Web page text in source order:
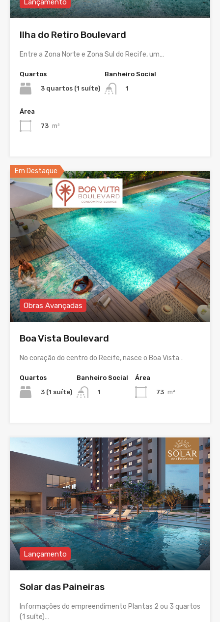
Lançamento
Ilha do Retiro Boulevard
Entre a Zona Norte e Zona Sul do Recife, um…
Quartos
3 quartos (1 suíte)
Banheiro Social
1
Área
73 m²
Em Destaque
Obras Avançadas
Boa Vista Boulevard
No coração do centro do Recife, nasce o Boa Vista…
Quartos
3 (1 suíte)
Banheiro Social
1
Área
73 m²
Lançamento
Solar das Paineiras
Informações do empreendimento Plantas 2 ou 3 quartos
(1 suíte)…